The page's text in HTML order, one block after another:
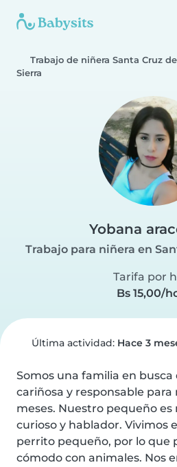
Trabajo de niñera Santa Cruz
Sierra
Yobana
Trabajo para niñera en
Tarifa por
Bs 15,00/
Última actividad: Hace 3
Somos una familia en busca
cariñosa y responsable
meses. Nuestro pequeño
curioso y hablador. Vivimos
perrito pequeño, por lo que
cómodo con animales. Nos